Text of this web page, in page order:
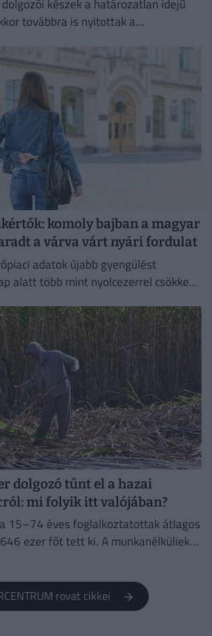
készek a határozatlan idejű
továbbra is nyitottak a
komoly bajban a magyar
a várva várt nyári fordulat
adatok újabb gyengülést
alatt több mint nyolcezerrel csökkent
dolgozó tűnt el a hazai
mi folyik itt valójában?
15–74 éves foglalkoztatottak átlagos
ezer főt tett ki. A munkanélküliek
rovat cikkei